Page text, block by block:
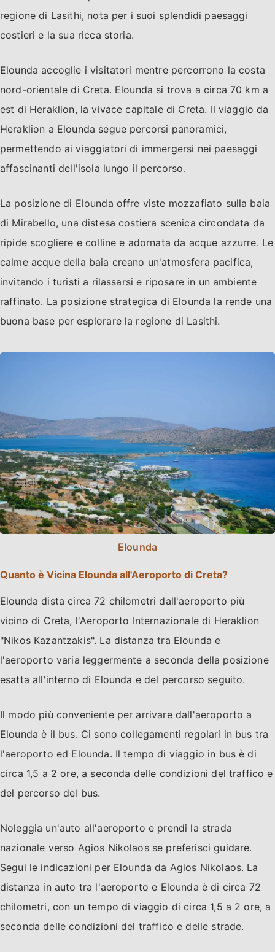
regione di Lasithi, nota per i suoi splendidi paesaggi
costieri e la sua ricca storia.
Elounda accoglie i visitatori mentre percorrono la costa
nord-orientale di Creta. Elounda si trova a circa 70 km a
est di Heraklion, la vivace capitale di Creta. Il viaggio da
Heraklion a Elounda segue percorsi panoramici,
permettendo ai viaggiatori di immergersi nei paesaggi
affascinanti dell'isola lungo il percorso.
La posizione di Elounda offre viste mozzafiato sulla baia
di Mirabello, una distesa costiera scenica circondata da
ripide scogliere e colline e adornata da acque azzurre. Le
calme acque della baia creano un'atmosfera pacifica,
invitando i turisti a rilassarsi e riposare in un ambiente
raffinato. La posizione strategica di Elounda la rende una
buona base per esplorare la regione di Lasithi.
Elounda
Quanto è Vicina Elounda all'Aeroporto di Creta?
Elounda dista circa 72 chilometri dall'aeroporto più
vicino di Creta, l'Aeroporto Internazionale di Heraklion
"Nikos Kazantzakis". La distanza tra Elounda e
l'aeroporto varia leggermente a seconda della posizione
esatta all'interno di Elounda e del percorso seguito.
Il modo più conveniente per arrivare dall'aeroporto a
Elounda è il bus. Ci sono collegamenti regolari in bus tra
l'aeroporto ed Elounda. Il tempo di viaggio in bus è di
circa 1,5 a 2 ore, a seconda delle condizioni del traffico e
del percorso del bus.
Noleggia un'auto all'aeroporto e prendi la strada
nazionale verso Agios Nikolaos se preferisci guidare.
Segui le indicazioni per Elounda da Agios Nikolaos. La
distanza in auto tra l'aeroporto e Elounda è di circa 72
chilometri, con un tempo di viaggio di circa 1,5 a 2 ore, a
seconda delle condizioni del traffico e delle strade.